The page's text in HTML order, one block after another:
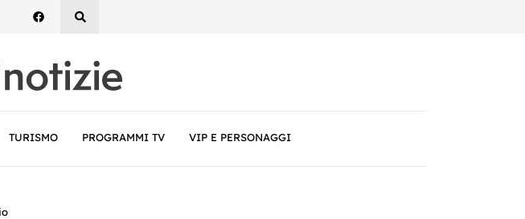
TURISMO PROGRAMMI TV VIP E PERSONAGGI